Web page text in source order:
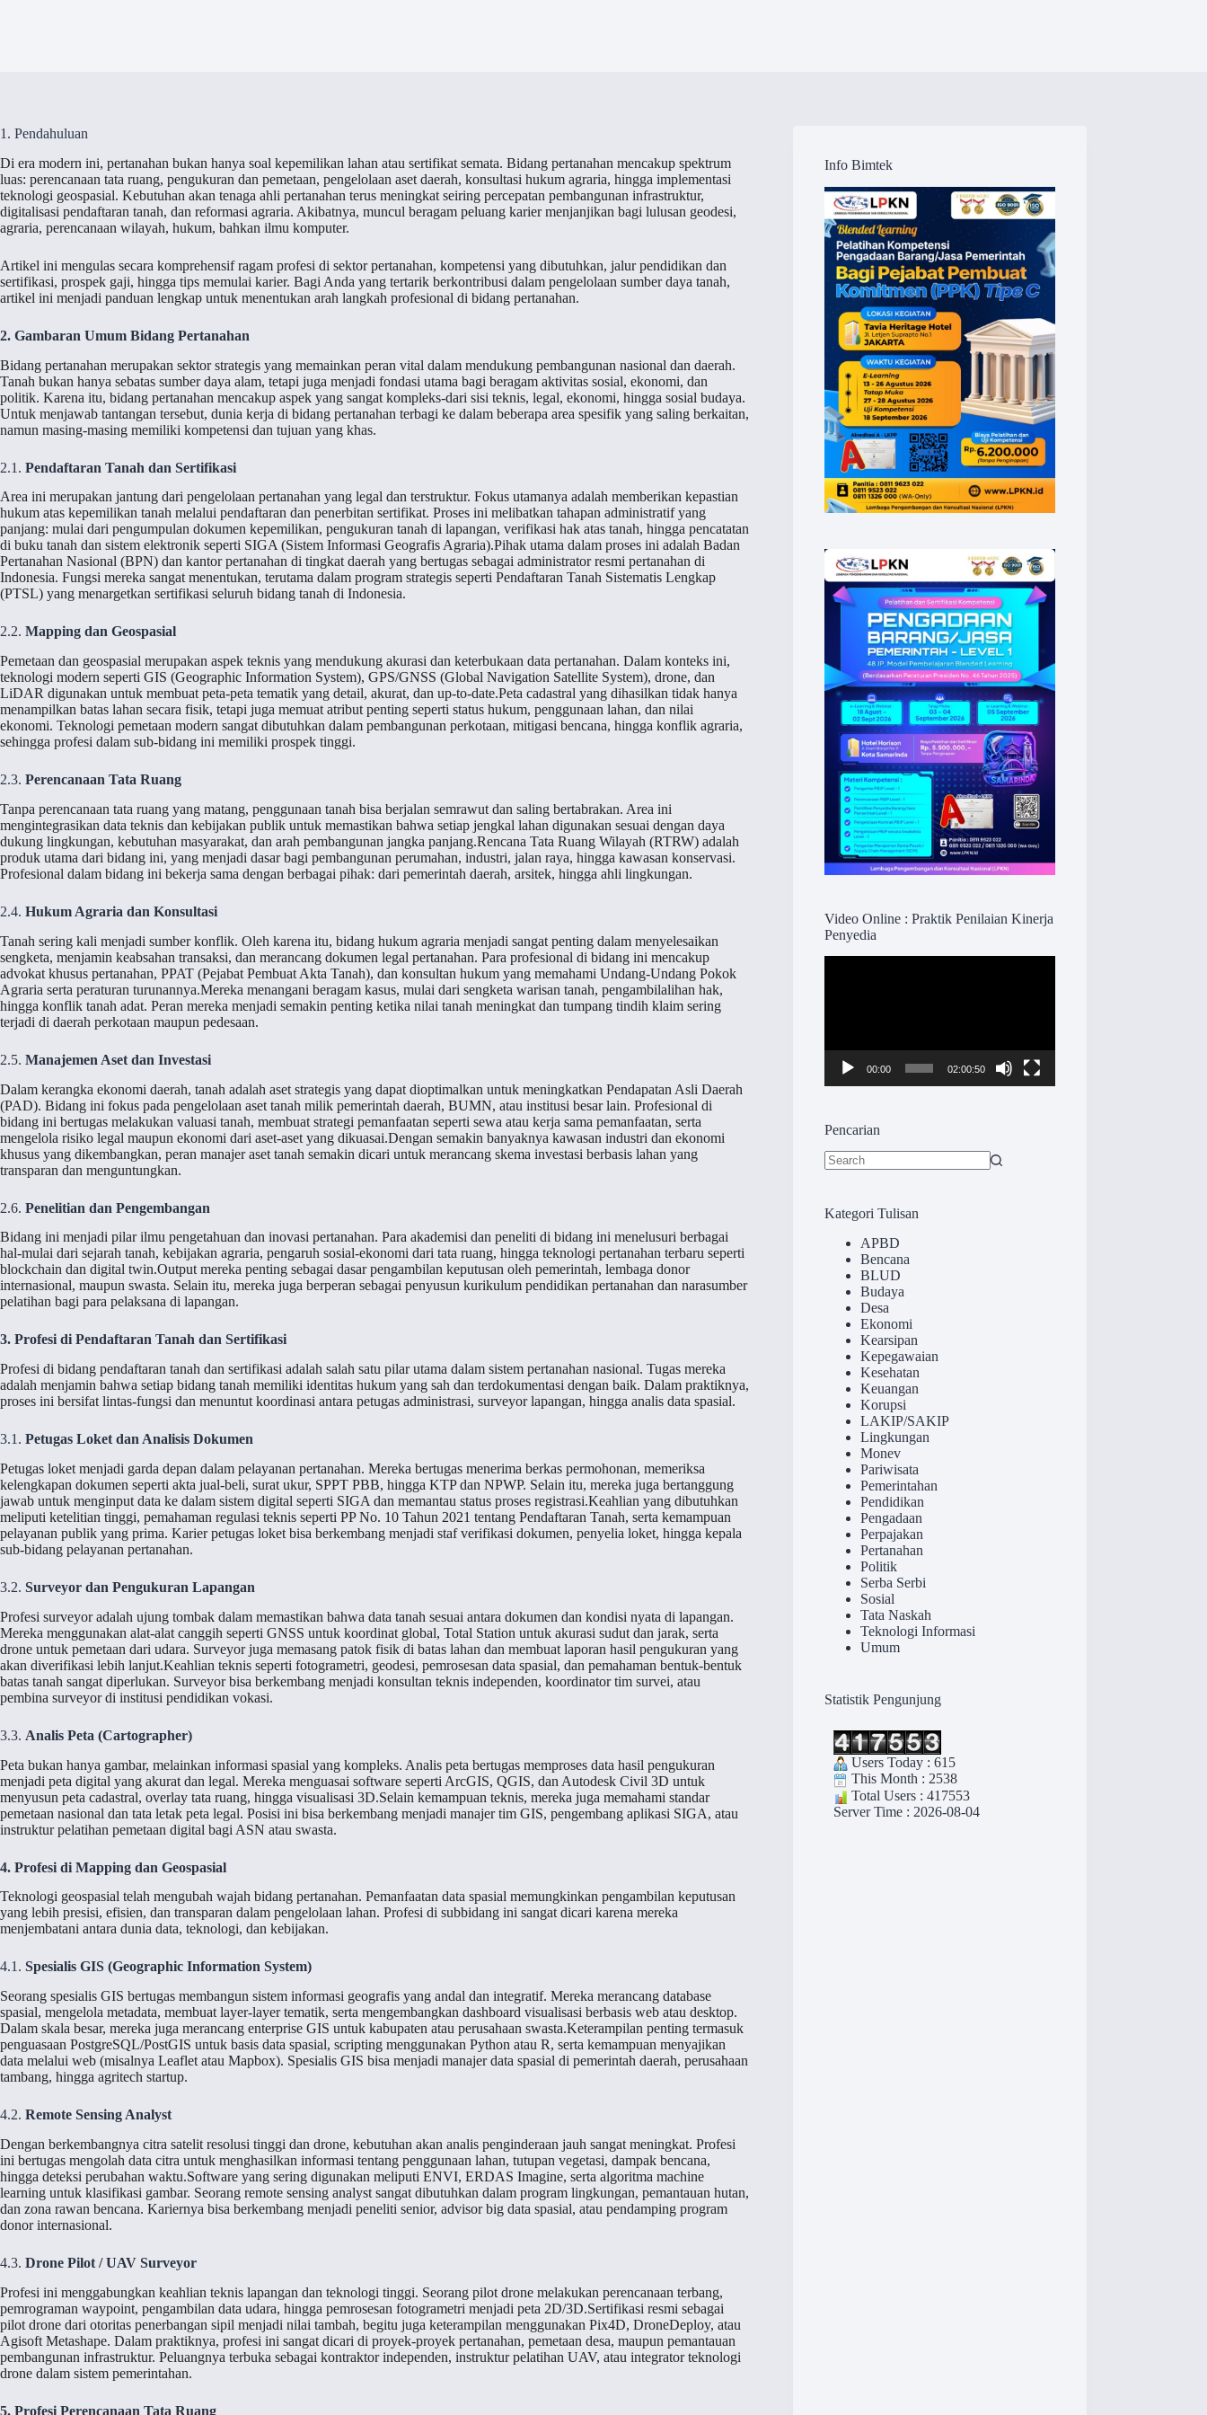
1. Pendahuluan
Di era modern ini, pertanahan bukan hanya soal kepemilikan lahan atau sertifikat semata. Bidang pertanahan mencakup spektrum
luas: perencanaan tata ruang, pengukuran dan pemetaan, pengelolaan aset daerah, konsultasi hukum agraria, hingga implementasi
teknologi geospasial. Kebutuhan akan tenaga ahli pertanahan terus meningkat seiring percepatan pembangunan infrastruktur,
digitalisasi pendaftaran tanah, dan reformasi agraria. Akibatnya, muncul beragam peluang karier menjanjikan bagi lulusan geodesi,
agraria, perencanaan wilayah, hukum, bahkan ilmu komputer.
Artikel ini mengulas secara komprehensif ragam profesi di sektor pertanahan, kompetensi yang dibutuhkan, jalur pendidikan dan
sertifikasi, prospek gaji, hingga tips memulai karier. Bagi Anda yang tertarik berkontribusi dalam pengelolaan sumber daya tanah,
artikel ini menjadi panduan lengkap untuk menentukan arah langkah profesional di bidang pertanahan.
2. Gambaran Umum Bidang Pertanahan
Bidang pertanahan merupakan sektor strategis yang memainkan peran vital dalam mendukung pembangunan nasional dan daerah.
Tanah bukan hanya sebatas sumber daya alam, tetapi juga menjadi fondasi utama bagi beragam aktivitas sosial, ekonomi, dan
politik. Karena itu, bidang pertanahan mencakup aspek yang sangat kompleks-dari sisi teknis, legal, ekonomi, hingga sosial budaya.
Untuk menjawab tantangan tersebut, dunia kerja di bidang pertanahan terbagi ke dalam beberapa area spesifik yang saling berkaitan,
namun masing-masing memiliki kompetensi dan tujuan yang khas.
2.1. Pendaftaran Tanah dan Sertifikasi
Area ini merupakan jantung dari pengelolaan pertanahan yang legal dan terstruktur. Fokus utamanya adalah memberikan kepastian
hukum atas kepemilikan tanah melalui pendaftaran dan penerbitan sertifikat. Proses ini melibatkan tahapan administratif yang
panjang: mulai dari pengumpulan dokumen kepemilikan, pengukuran tanah di lapangan, verifikasi hak atas tanah, hingga pencatatan
di buku tanah dan sistem elektronik seperti SIGA (Sistem Informasi Geografis Agraria).Pihak utama dalam proses ini adalah Badan
Pertanahan Nasional (BPN) dan kantor pertanahan di tingkat daerah yang bertugas sebagai administrator resmi pertanahan di
Indonesia. Fungsi mereka sangat menentukan, terutama dalam program strategis seperti Pendaftaran Tanah Sistematis Lengkap
(PTSL) yang menargetkan sertifikasi seluruh bidang tanah di Indonesia.
2.2. Mapping dan Geospasial
Pemetaan dan geospasial merupakan aspek teknis yang mendukung akurasi dan keterbukaan data pertanahan. Dalam konteks ini,
teknologi modern seperti GIS (Geographic Information System), GPS/GNSS (Global Navigation Satellite System), drone, dan
LiDAR digunakan untuk membuat peta-peta tematik yang detail, akurat, dan up-to-date.Peta cadastral yang dihasilkan tidak hanya
menampilkan batas lahan secara fisik, tetapi juga memuat atribut penting seperti status hukum, penggunaan lahan, dan nilai
ekonomi. Teknologi pemetaan modern sangat dibutuhkan dalam pembangunan perkotaan, mitigasi bencana, hingga konflik agraria,
sehingga profesi dalam sub-bidang ini memiliki prospek tinggi.
2.3. Perencanaan Tata Ruang
Tanpa perencanaan tata ruang yang matang, penggunaan tanah bisa berjalan semrawut dan saling bertabrakan. Area ini
mengintegrasikan data teknis dan kebijakan publik untuk memastikan bahwa setiap jengkal lahan digunakan sesuai dengan daya
dukung lingkungan, kebutuhan masyarakat, dan arah pembangunan jangka panjang.Rencana Tata Ruang Wilayah (RTRW) adalah
produk utama dari bidang ini, yang menjadi dasar bagi pembangunan perumahan, industri, jalan raya, hingga kawasan konservasi.
Profesional dalam bidang ini bekerja sama dengan berbagai pihak: dari pemerintah daerah, arsitek, hingga ahli lingkungan.
2.4. Hukum Agraria dan Konsultasi
Tanah sering kali menjadi sumber konflik. Oleh karena itu, bidang hukum agraria menjadi sangat penting dalam menyelesaikan
sengketa, menjamin keabsahan transaksi, dan merancang dokumen legal pertanahan. Para profesional di bidang ini mencakup
advokat khusus pertanahan, PPAT (Pejabat Pembuat Akta Tanah), dan konsultan hukum yang memahami Undang-Undang Pokok
Agraria serta peraturan turunannya.Mereka menangani beragam kasus, mulai dari sengketa warisan tanah, pengambilalihan hak,
hingga konflik tanah adat. Peran mereka menjadi semakin penting ketika nilai tanah meningkat dan tumpang tindih klaim sering
terjadi di daerah perkotaan maupun pedesaan.
2.5. Manajemen Aset dan Investasi
Dalam kerangka ekonomi daerah, tanah adalah aset strategis yang dapat dioptimalkan untuk meningkatkan Pendapatan Asli Daerah
(PAD). Bidang ini fokus pada pengelolaan aset tanah milik pemerintah daerah, BUMN, atau institusi besar lain. Profesional di
bidang ini bertugas melakukan valuasi tanah, membuat strategi pemanfaatan seperti sewa atau kerja sama pemanfaatan, serta
mengelola risiko legal maupun ekonomi dari aset-aset yang dikuasai.Dengan semakin banyaknya kawasan industri dan ekonomi
khusus yang dikembangkan, peran manajer aset tanah semakin dicari untuk merancang skema investasi berbasis lahan yang
transparan dan menguntungkan.
2.6. Penelitian dan Pengembangan
Bidang ini menjadi pilar ilmu pengetahuan dan inovasi pertanahan. Para akademisi dan peneliti di bidang ini menelusuri berbagai
hal-mulai dari sejarah tanah, kebijakan agraria, pengaruh sosial-ekonomi dari tata ruang, hingga teknologi pertanahan terbaru seperti
blockchain dan digital twin.Output mereka penting sebagai dasar pengambilan keputusan oleh pemerintah, lembaga donor
internasional, maupun swasta. Selain itu, mereka juga berperan sebagai penyusun kurikulum pendidikan pertanahan dan narasumber
pelatihan bagi para pelaksana di lapangan.
3. Profesi di Pendaftaran Tanah dan Sertifikasi
Profesi di bidang pendaftaran tanah dan sertifikasi adalah salah satu pilar utama dalam sistem pertanahan nasional. Tugas mereka
adalah menjamin bahwa setiap bidang tanah memiliki identitas hukum yang sah dan terdokumentasi dengan baik. Dalam praktiknya,
proses ini bersifat lintas-fungsi dan menuntut koordinasi antara petugas administrasi, surveyor lapangan, hingga analis data spasial.
3.1. Petugas Loket dan Analisis Dokumen
Petugas loket menjadi garda depan dalam pelayanan pertanahan. Mereka bertugas menerima berkas permohonan, memeriksa
kelengkapan dokumen seperti akta jual-beli, surat ukur, SPPT PBB, hingga KTP dan NPWP. Selain itu, mereka juga bertanggung
jawab untuk menginput data ke dalam sistem digital seperti SIGA dan memantau status proses registrasi.Keahlian yang dibutuhkan
meliputi ketelitian tinggi, pemahaman regulasi teknis seperti PP No. 10 Tahun 2021 tentang Pendaftaran Tanah, serta kemampuan
pelayanan publik yang prima. Karier petugas loket bisa berkembang menjadi staf verifikasi dokumen, penyelia loket, hingga kepala
sub-bidang pelayanan pertanahan.
3.2. Surveyor dan Pengukuran Lapangan
Profesi surveyor adalah ujung tombak dalam memastikan bahwa data tanah sesuai antara dokumen dan kondisi nyata di lapangan.
Mereka menggunakan alat-alat canggih seperti GNSS untuk koordinat global, Total Station untuk akurasi sudut dan jarak, serta
drone untuk pemetaan dari udara. Surveyor juga memasang patok fisik di batas lahan dan membuat laporan hasil pengukuran yang
akan diverifikasi lebih lanjut.Keahlian teknis seperti fotogrametri, geodesi, pemrosesan data spasial, dan pemahaman bentuk-bentuk
batas tanah sangat diperlukan. Surveyor bisa berkembang menjadi konsultan teknis independen, koordinator tim survei, atau
pembina surveyor di institusi pendidikan vokasi.
3.3. Analis Peta (Cartographer)
Peta bukan hanya gambar, melainkan informasi spasial yang kompleks. Analis peta bertugas memproses data hasil pengukuran
menjadi peta digital yang akurat dan legal. Mereka menguasai software seperti ArcGIS, QGIS, dan Autodesk Civil 3D untuk
menyusun peta cadastral, overlay tata ruang, hingga visualisasi 3D.Selain kemampuan teknis, mereka juga memahami standar
pemetaan nasional dan tata letak peta legal. Posisi ini bisa berkembang menjadi manajer tim GIS, pengembang aplikasi SIGA, atau
instruktur pelatihan pemetaan digital bagi ASN atau swasta.
4. Profesi di Mapping dan Geospasial
Teknologi geospasial telah mengubah wajah bidang pertanahan. Pemanfaatan data spasial memungkinkan pengambilan keputusan
yang lebih presisi, efisien, dan transparan dalam pengelolaan lahan. Profesi di subbidang ini sangat dicari karena mereka
menjembatani antara dunia data, teknologi, dan kebijakan.
4.1. Spesialis GIS (Geographic Information System)
Seorang spesialis GIS bertugas membangun sistem informasi geografis yang andal dan integratif. Mereka merancang database
spasial, mengelola metadata, membuat layer-layer tematik, serta mengembangkan dashboard visualisasi berbasis web atau desktop.
Dalam skala besar, mereka juga merancang enterprise GIS untuk kabupaten atau perusahaan swasta.Keterampilan penting termasuk
penguasaan PostgreSQL/PostGIS untuk basis data spasial, scripting menggunakan Python atau R, serta kemampuan menyajikan
data melalui web (misalnya Leaflet atau Mapbox). Spesialis GIS bisa menjadi manajer data spasial di pemerintah daerah, perusahaan
tambang, hingga agritech startup.
4.2. Remote Sensing Analyst
Dengan berkembangnya citra satelit resolusi tinggi dan drone, kebutuhan akan analis penginderaan jauh sangat meningkat. Profesi
ini bertugas mengolah data citra untuk menghasilkan informasi tentang penggunaan lahan, tutupan vegetasi, dampak bencana,
hingga deteksi perubahan waktu.Software yang sering digunakan meliputi ENVI, ERDAS Imagine, serta algoritma machine
learning untuk klasifikasi gambar. Seorang remote sensing analyst sangat dibutuhkan dalam program lingkungan, pemantauan hutan,
dan zona rawan bencana. Kariernya bisa berkembang menjadi peneliti senior, advisor big data spasial, atau pendamping program
donor internasional.
4.3. Drone Pilot / UAV Surveyor
Profesi ini menggabungkan keahlian teknis lapangan dan teknologi tinggi. Seorang pilot drone melakukan perencanaan terbang,
pemrograman waypoint, pengambilan data udara, hingga pemrosesan fotogrametri menjadi peta 2D/3D.Sertifikasi resmi sebagai
pilot drone dari otoritas penerbangan sipil menjadi nilai tambah, begitu juga keterampilan menggunakan Pix4D, DroneDeploy, atau
Agisoft Metashape. Dalam praktiknya, profesi ini sangat dicari di proyek-proyek pertanahan, pemetaan desa, maupun pemantauan
pembangunan infrastruktur. Peluangnya terbuka sebagai kontraktor independen, instruktur pelatihan UAV, atau integrator teknologi
drone dalam sistem pemerintahan.
5. Profesi Perencanaan Tata Ruang
Info Bimtek
Video Online : Praktik Penilaian Kinerja
Penyedia
00:00 02:00:50
Pencarian
Kategori Tulisan
APBD
Bencana
BLUD
Budaya
Desa
Ekonomi
Kearsipan
Kepegawaian
Kesehatan
Keuangan
Korupsi
LAKIP/SAKIP
Lingkungan
Monev
Pariwisata
Pemerintahan
Pendidikan
Pengadaan
Perpajakan
Pertanahan
Politik
Serba Serbi
Sosial
Tata Naskah
Teknologi Informasi
Umum
Statistik Pengunjung
Users Today : 615
This Month : 2538
Total Users : 417553
Server Time : 2026-08-04